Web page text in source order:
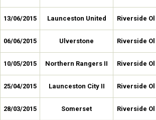
13/06/2015 Launceston United Riverside Ol
06/06/2015 Ulverstone Riverside Ol
10/05/2015 Northern Rangers II Riverside Ol
25/04/2015 Launceston City II Riverside Ol
28/03/2015 Somerset Riverside Ol